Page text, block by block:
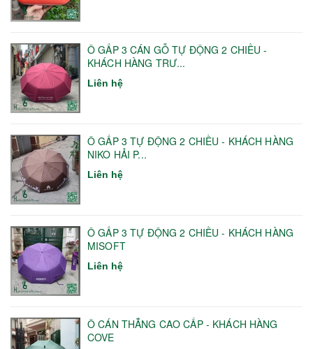
Ô GẤP 3 CÁN GỖ TỰ ĐỘNG 2 CHIỀU -
KHÁCH HÀNG TRƯ...
Liên hệ
Ô GẤP 3 TỰ ĐỘNG 2 CHIỀU - KHÁCH HÀNG
NIKO HẢI P...
Liên hệ
Ô GẤP 3 TỰ ĐỘNG 2 CHIỀU - KHÁCH HÀNG
MISOFT
Liên hệ
Ô CÁN THẲNG CAO CẤP - KHÁCH HÀNG
COVE